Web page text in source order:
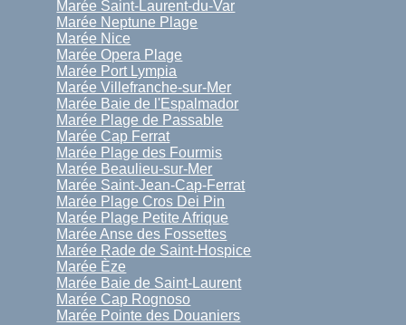
Marée Saint-Laurent-du-Var
Marée Neptune Plage
Marée Nice
Marée Opera Plage
Marée Port Lympia
Marée Villefranche-sur-Mer
Marée Baie de l'Espalmador
Marée Plage de Passable
Marée Cap Ferrat
Marée Plage des Fourmis
Marée Beaulieu-sur-Mer
Marée Saint-Jean-Cap-Ferrat
Marée Plage Cros Dei Pin
Marée Plage Petite Afrique
Marée Anse des Fossettes
Marée Rade de Saint-Hospice
Marée Èze
Marée Baie de Saint-Laurent
Marée Cap Rognoso
Marée Pointe des Douaniers